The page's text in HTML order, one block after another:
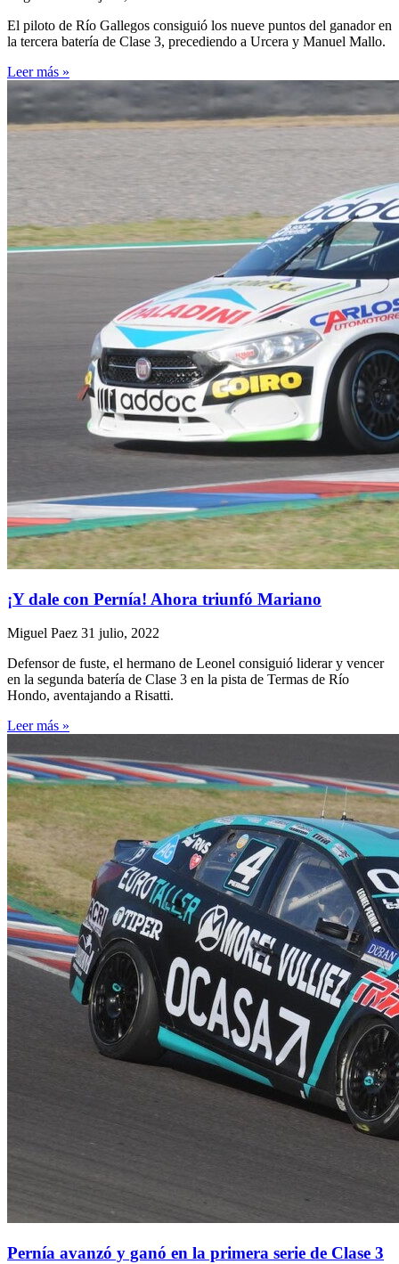
El piloto de Río Gallegos consiguió los nueve puntos del ganador en
la tercera batería de Clase 3, precediendo a Urcera y Manuel Mallo.
Leer más »
¡Y dale con Pernía! Ahora triunfó Mariano
Miguel Paez 31 julio, 2022
Defensor de fuste, el hermano de Leonel consiguió liderar y vencer
en la segunda batería de Clase 3 en la pista de Termas de Río
Hondo, aventajando a Risatti.
Leer más »
Pernía avanzó y ganó en la primera serie de Clase 3